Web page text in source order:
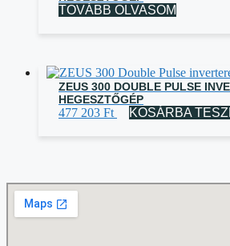
TOVÁBB OLVASOM
ZEUS 300 DOUBLE PULSE
HEGESZTŐGÉP
477 203 Ft KOSÁRBA